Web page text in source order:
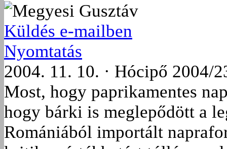
Megyesi Gusztáv
Küldés e-mailben
Nyomtatás
2004. 11. 10. · Hócipő 2004/
Most, hogy paprikamentes
hogy bárki is meglepődött a
Romániából importált